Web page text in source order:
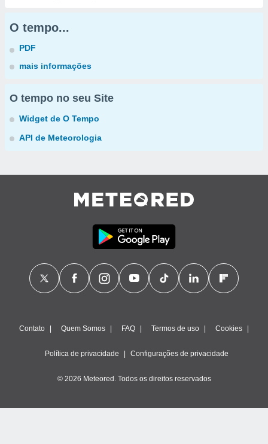
O tempo...
PDF
mais informações
O tempo no seu Site
Widget de O Tempo
API de Meteorologia
Contato Quem Somos FAQ Termos de uso Cookies
Política de privacidade Configurações de privacidade
© 2026 Meteored. Todos os direitos reservados